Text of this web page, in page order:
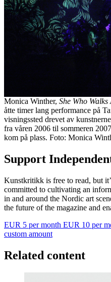
Monica Winther, She Who Walks
åtte timer lang performance på
visningssted drevet av
fra våren 2006 til sommeren
kom på plass. Foto: Monica
Support
Kunstkritikk is free to read, but
committed to cultivating an
in and around the Nordic art
the future of the magazine and
EUR 5 per month EUR 10 per
custom amount
Related content